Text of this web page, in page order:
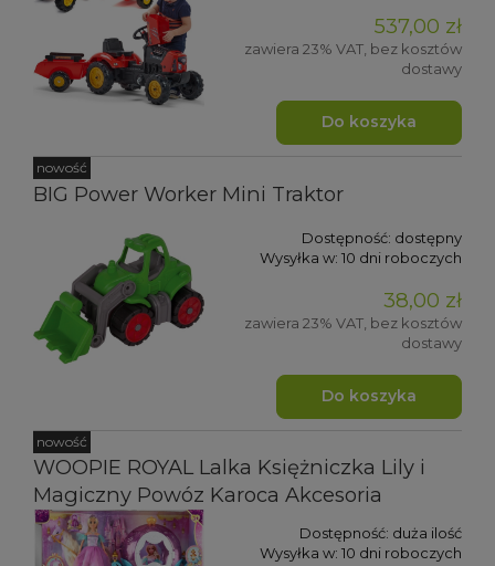
537,00 zł
zawiera 23% VAT, bez kosztów
dostawy
Do koszyka
BIG Power Worker Mini Traktor
Dostępność: dostępny
Wysyłka w: 10 dni roboczych
38,00 zł
zawiera 23% VAT, bez kosztów
dostawy
Do koszyka
nowość
WOOPIE ROYAL Lalka Księżniczka Lily i
Magiczny Powóz Karoca Akcesoria
Dostępność: duża ilość
Wysyłka w: 10 dni roboczych
nowość